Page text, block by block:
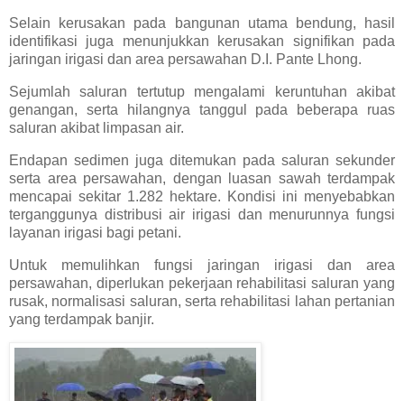
Selain kerusakan pada bangunan utama bendung, hasil
identifikasi juga menunjukkan kerusakan signifikan pada
jaringan irigasi dan area persawahan D.I. Pante Lhong.
Sejumlah saluran tertutup mengalami keruntuhan akibat
genangan, serta hilangnya tanggul pada beberapa ruas
saluran akibat limpasan air.
Endapan sedimen juga ditemukan pada saluran sekunder
serta area persawahan, dengan luasan sawah terdampak
mencapai sekitar 1.282 hektare. Kondisi ini menyebabkan
terganggunya distribusi air irigasi dan menurunnya fungsi
layanan irigasi bagi petani.
Untuk memulihkan fungsi jaringan irigasi dan area
persawahan, diperlukan pekerjaan rehabilitasi saluran yang
rusak, normalisasi saluran, serta rehabilitasi lahan pertanian
yang terdampak banjir.